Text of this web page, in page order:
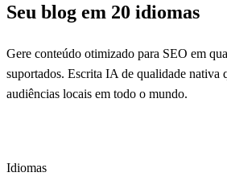
Seu blog em 20 idiomas
Gere conteúdo otimizado para SEO em
suportados. Escrita IA de qualidade nativa
audiências locais em todo o mundo.
Idiomas